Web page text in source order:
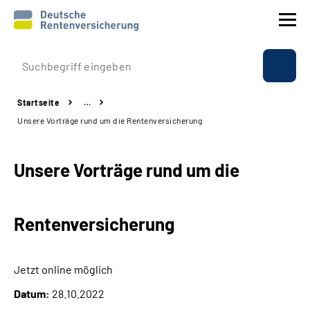
Prävention
Reha
Experten
Über uns & Presse
Startseite
…
Unsere Vorträge rund um die Rentenversicherung
Unsere Vorträge rund um die
Rentenversicherung
Jetzt online möglich
Datum: 28.10.2022